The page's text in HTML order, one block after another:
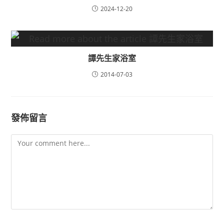
2024-12-20
譚先生家浴室
2014-07-03
發佈留言
Comment